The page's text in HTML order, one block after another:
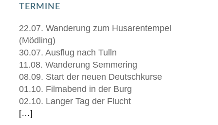
TERMINE
22.07. Wanderung zum Husarentempel
(Mödling)
30.07. Ausflug nach Tulln
11.08. Wanderung Semmering
08.09. Start der neuen Deutschkurse
01.10. Filmabend in der Burg
02.10. Langer Tag der Flucht
[…]